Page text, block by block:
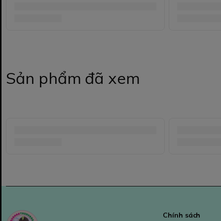
Sản phẩm đã xem
Chính sách